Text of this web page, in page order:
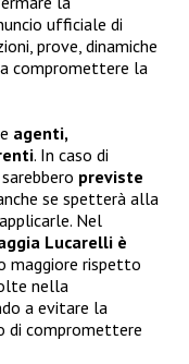
ufficiale di
prove, dinamiche
compromettere la
agenti,
. In caso di
previste
se spetterà alla
Nel
Lucarelli è
maggiore rispetto
nella
a evitare la
di compromettere